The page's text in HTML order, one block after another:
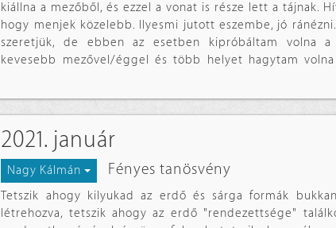
kiállna a mezőből, és ezzel a vonat is része lett a tájnak.
hogy menjek közelebb. Ilyesmi jutott eszembe, jó
szeretjük, de ebben az esetben kipróbáltam volna a
kevesebb mezővel/éggel és több helyet hagytam
2021. január
Nagy Kálmán Fényes tanösvény
Tetszik ahogy kilyukad az erdő és sárga formák
létrehozva, tetszik ahogy az erdő "rendezettsége"